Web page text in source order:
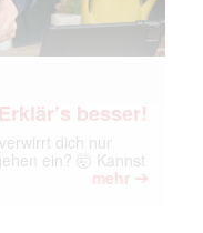
besser!
dich nur
ein? 🤯 Kannst
mehr ➔